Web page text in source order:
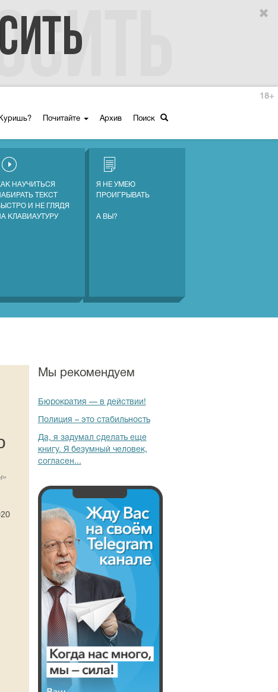
Куришь? Почитайте Архив Поиск
18+
НАУЧИТЬСЯ
ТЕКСТ
И НЕ ГЛЯДЯ
КЛАВИАУТУРУ
Я НЕ УМЕЮ
ПРОИГРЫВАТЬ
А ВЫ?
Мы рекомендуем
Бюрократия — в действии!
Полиция – это стабильность
Да, я задумал сделать еще
книгу. Я безумный человек,
согласен...